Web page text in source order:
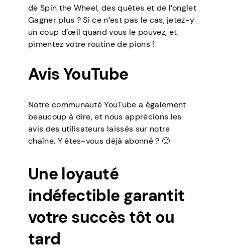
de Spin the Wheel, des quêtes et de l’onglet
Gagner plus ? Si ce n’est pas le cas, jetez-y
un coup d’œil quand vous le pouvez, et
pimentez votre routine de pions !
Avis YouTube
Notre communauté YouTube a également
beaucoup à dire, et nous apprécions les
avis des utilisateurs laissés sur notre
chaîne. Y êtes-vous déjà abonné ? 🙂
Une loyauté
indéfectible garantit
votre succès tôt ou
tard